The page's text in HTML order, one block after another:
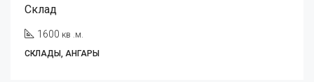
Склад
1600 кв .м.
СКЛАДЫ, АНГАРЫ